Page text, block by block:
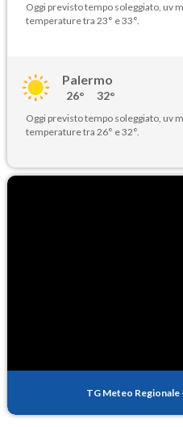
Oggi previsto tempo soleggiato, uv
temperature tra 23° e 33°.
Palermo
26° 32°
Oggi previsto tempo soleggiato, uv
temperature tra 26° e 32°.
TG Meteo Regionale